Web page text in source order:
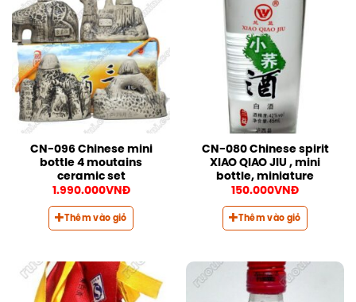
CN-096 Chinese mini
bottle 4 moutains
ceramic set
1.990.000VNĐ
Thêm vào giỏ
CN-080 Chinese spirit
XIAO QIAO JIU , mini
bottle, miniature
150.000VNĐ
Thêm vào giỏ